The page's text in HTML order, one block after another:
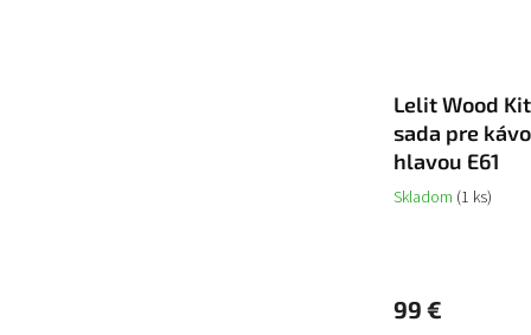
Lelit Wood
sada pre
hlavou E61
Skladom (1 ks)
99 €